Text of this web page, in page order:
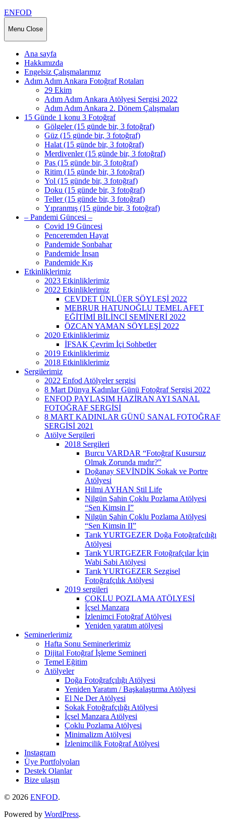
ENFOD
Menu Close
Ana sayfa
Hakkımızda
Engelsiz Çalışmalarımız
Adım Adım Ankara Fotoğraf Rotaları
29 Ekim
Adım Adım Ankara Atölyesi Sergisi 2022
Adım Adım Ankara 2. Dönem Çalışmaları
15 Günde 1 konu 3 Fotoğraf
Gölgeler (15 günde bir, 3 fotoğraf)
Güz (15 günde bir, 3 fotoğraf)
Halat (15 günde bir, 3 fotoğraf)
Merdivenler (15 günde bir, 3 fotoğraf)
Pas (15 günde bir, 3 fotoğraf)
Ritim (15 günde bir, 3 fotoğraf)
Yol (15 günde bir, 3 fotoğraf)
Doku (15 günde bir, 3 fotoğraf)
Teller (15 günde bir, 3 fotoğraf)
Yıpranmış (15 günde bir, 3 fotoğraf)
– Pandemi Güncesi –
Covid 19 Güncesi
Penceremden Hayat
Pandemide Sonbahar
Pandemide İnsan
Pandemide Kış
Etkinliklerimiz
2023 Etkinliklerimiz
2022 Etkinliklerimiz
CEVDET ÜNLÜER SÖYLEŞİ 2022
MEBRUR HATUNOĞLU TEMEL AFET
EĞİTİMİ BİLİNCİ SEMİNERİ 2022
ÖZCAN YAMAN SÖYLEŞİ 2022
2020 Etkinliklerimiz
İFSAK Çevrim İçi Sohbetler
2019 Etkinliklerimiz
2018 Etkinliklerimiz
Sergilerimiz
2022 Enfod Atölyeler sergisi
8 Mart Dünya Kadınlar Günü Fotoğraf Sergisi 2022
ENFOD PAYLAŞIM HAZİRAN AYI SANAL
FOTOĞRAF SERGİSİ
8 MART KADINLAR GÜNÜ SANAL FOTOĞRAF
SERGİSİ 2021
Atölye Sergileri
2018 Sergileri
Burcu VARDAR “Fotoğraf Kusursuz
Olmak Zorunda mıdır?”
Doğanay SEVİNDİK Sokak ve Portre
Atölyesi
Hilmi AYHAN Stil Life
Nilgün Şahin Çoklu Pozlama Atölyesi
“Sen Kimsin I”
Nilgün Şahin Çoklu Pozlama Atölyesi
“Sen Kimsin II”
Tarık YURTGEZER Doğa Fotoğrafçılığı
Atölyesi
Tarık YURTGEZER Fotoğrafçılar İçin
Wabi Sabi Atölyesi
Tarık YURTGEZER Sezgisel
Fotoğrafçılık Atölyesi
2019 sergileri
ÇOKLU POZLAMA ATÖLYESİ
İçsel Manzara
İzlenimci Fotoğraf Atölyesi
Yeniden yaratım atölyesi
Seminerlerimiz
Hafta Sonu Seminerlerimiz
Dijital Fotoğraf İşleme Semineri
Temel Eğitim
Atölyeler
Doğa Fotoğrafçılığı Atölyesi
Yeniden Yaratım / Başkalaştırma Atölyesi
El Ne Der Atölyesi
Sokak Fotoğrafçılığı Atölyesi
İçsel Manzara Atölyesi
Çoklu Pozlama Atölyesi
Minimalizm Atölyesi
İzlenimcilik Fotoğraf Atölyesi
Instagram
Üye Portfolyoları
Destek Olanlar
Bize ulaşın
© 2026 ENFOD.
Powered by WordPress.